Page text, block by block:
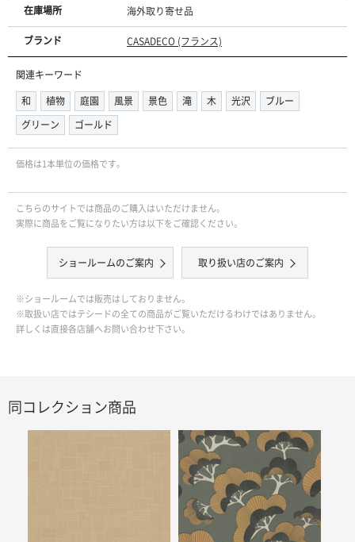
在庫場所 海外取り寄せ品
ブランド CASADECO (フランス)
関連キーワード
和
植物 庭園 風景 景色 滝 木 光沢
ブルー
グリーン
ゴールド
価格は1本単位の価格です｡
こちらのサイトでは商品のご購入はいただけません。
実際に商品をご覧になりたい方は以下をご確認ください。
ショールームのご案内 取り扱い店のご案内
※ショールームでは販売はしておりません。
※取扱い店ではテシードの全ての商品がご覧いただけるわけではありません。
詳しくは直接各店舗へお問い合わせ下さい。
同コレクション商品